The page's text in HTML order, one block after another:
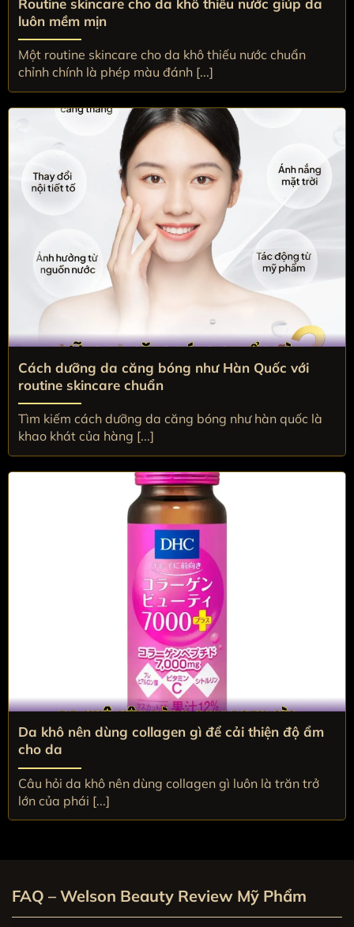
luôn mềm mịn
Một routine skincare cho da khô thiếu nước chuẩn
chỉnh chính là phép màu đánh [...]
Dưỡng da căng bóng chuẩn Hàn
Cách dưỡng da căng bóng như Hàn Quốc với
routine skincare chuẩn
Tìm kiếm cách dưỡng da căng bóng như hàn quốc là
khao khát của hàng [...]
Da khô nên dùng collagen gì?
Da khô nên dùng collagen gì để cải thiện độ ẩm
cho da
Câu hỏi da khô nên dùng collagen gì luôn là trăn trở
lớn của phái [...]
FAQ – Welson Beauty Review Mỹ Phẩm